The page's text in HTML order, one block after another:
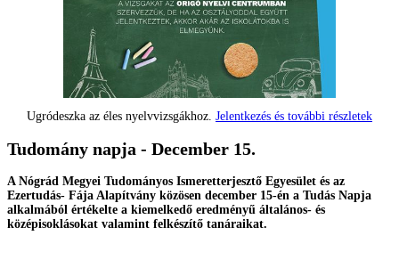
Ugródeszka az éles nyelvvizsgákhoz. Jelentkezés és további részletek
Tudomány napja - December 15.
A Nógrád Megyei Tudományos Ismeretterjesztő Egyesület és az
Ezertudás- Fája Alapítvány közösen december 15-én a Tudás Napja
alkalmából értékelte a kiemelkedő eredményű általános- és
középisoklásokat valamint felkészítő tanáraikat.